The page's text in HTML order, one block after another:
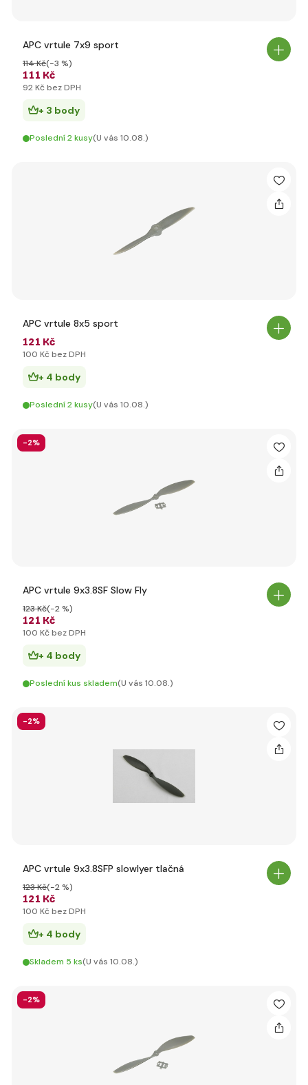
APC vrtule 7x9 sport
111 Kč
114 Kč(-3 %)
92 Kč bez DPH
+ 3 body
Poslední 2 kusy(U vás 10.08.)
APC vrtule 8x5 sport
121 Kč
100 Kč bez DPH
+ 4 body
Poslední 2 kusy(U vás 10.08.)
-2%
APC vrtule 9x3.8SF Slow Fly
121 Kč
123 Kč(-2 %)
100 Kč bez DPH
+ 4 body
Poslední kus skladem(U vás 10.08.)
-2%
APC vrtule 9x3.8SFP slowlyer tlačná
121 Kč
123 Kč(-2 %)
100 Kč bez DPH
+ 4 body
Skladem 5 ks(U vás 10.08.)
-2%